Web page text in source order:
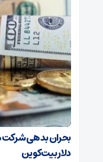
بحران بدهی
دلار بیت‌کوین